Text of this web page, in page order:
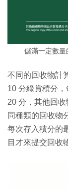
儲滿一定數量
不同的回收物計
10 分綠賞積分
20 分，其他回
同種類的回收物
每次存入積分的
目才來提交回收